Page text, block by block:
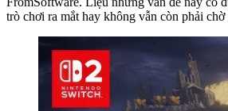
trò chơi ra mắt hay không vẫn còn phải chờ